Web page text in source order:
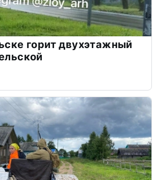
горит двухэтажный